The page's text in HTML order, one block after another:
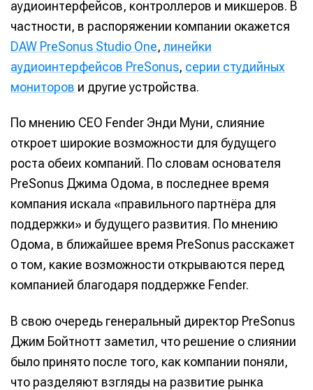
аудиоинтерфейсов, контроллеров и микшеров. В
частности, в распоряжении компании окажется
DAW PreSonus Studio One, линейки
аудиоинтерфейсов PreSonus, серии студийных
мониторов и другие устройства.
По мнению CEO Fender Энди Муни, слияние
откроет широкие возможности для будущего
роста обеих компаний. По словам основателя
PreSonus Джима Одома, в последнее время
компания искала «правильного партнёра для
поддержки» и будущего развития. По мнению
Одома, в ближайшее время PreSonus расскажет
о том, какие возможности открываются перед
компанией благодаря поддержке Fender.
В свою очередь генеральный директор PreSonus
Джим Бойтнотт заметил, что решение о слиянии
было принято после того, как компании поняли,
что разделяют взгляды на развитие рынка